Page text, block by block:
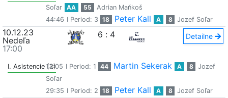
Soľar
AA 55
Adrian Maňkoš
44:46 I Period: 3 18 Peter Kall A 8 Jozef Soľar
10.12.23
Nedeľa
17:00
6 : 4 Detailne
I. Asistencie (2)
13:05 I Period: 1 44 Martin Sekerak A 8
Jozef
Soľar
29:35 I Period: 2 18 Peter Kall A 8 Jozef Soľar